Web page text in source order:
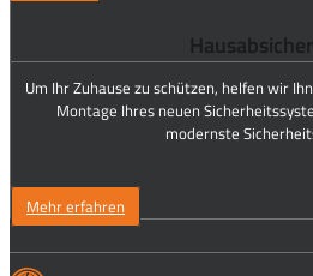
Um Ihr Zuhause zu schützen, helfen wir
Montage Ihres neuen
modernste
Mehr erfahren